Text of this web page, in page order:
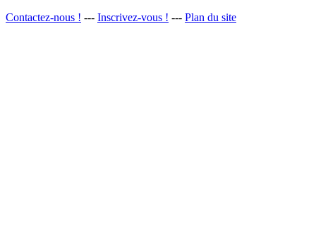
Contactez-nous ! --- Inscrivez-vous ! --- Plan du site